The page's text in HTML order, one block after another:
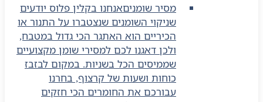
מסיר שומניםאנחנו בקלין פלוס יודעים
שניקוי השומנים שנצטברו על התנור או
הכיריים הוא האתגר הכי גדול במטבח,
ולכן דאגנו לכם למסירי שומן מקצועיים
שממיסים הכל בשניות. במקום לבזבז
כוחות ושעות של קרצוף, בחרנו
עבורכם את החומרים הכי חזקים